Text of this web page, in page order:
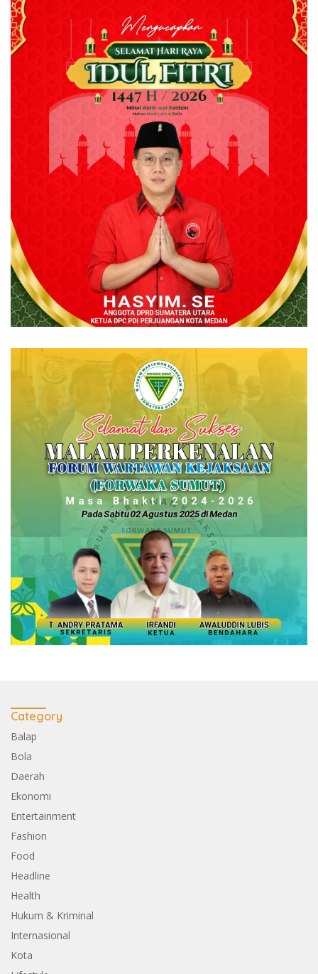
Category
Balap
Bola
Daerah
Ekonomi
Entertainment
Fashion
Food
Headline
Health
Hukum & Kriminal
Internasional
Kota